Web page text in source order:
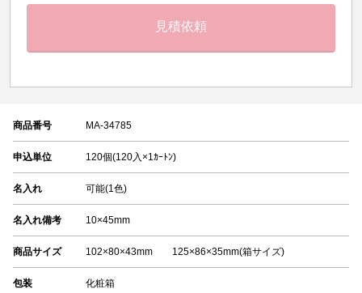
見積依頼
商品番号 MA-34785
申込単位 120個(120入×1ｶｰﾄﾝ)
名入れ 可能(1色)
名入れ備考 10×45mm
商品サイズ 102×80×43mm 125×86×35mm(箱サイズ)
包装 化粧箱